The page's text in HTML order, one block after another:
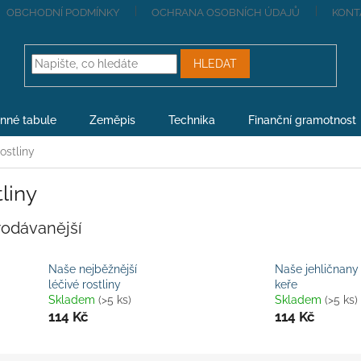
OBCHODNÍ PODMÍNKY OCHRANA OSOBNÍCH ÚDAJŮ
HLEDAT
tabule Zeměpis Technika Finanční gramotnost
Naše nejběžnější
léčivé rostliny
Skladem (>5 ks)
114 Kč
Naše jehličnany
keře
Skladem (>5 ks)
114 Kč